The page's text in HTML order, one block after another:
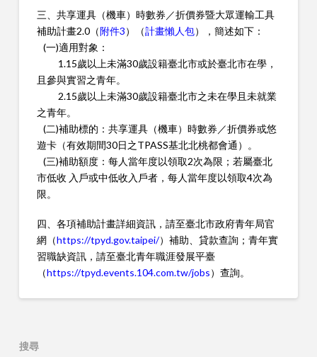
三、共享運具（機車）時數券／折價券暨大眾運輸工具
補助計畫2.0（附件3）（計畫懶人包），簡述如下：
(一)適用對象：
1.15歲以上未滿30歲設籍臺北市或於臺北市在學，
且參與實習之青年。
2.15歲以上未滿30歲設籍臺北市之未在學且未就業
之青年。
(二)補助標的：共享運具（機車）時數券／折價券或悠
遊卡（有效期間30日之TPASS基北北桃都會通）。
(三)補助額度：每人當年度以領取2次為限；若屬臺北
市低收 入戶或中低收入戶者，每人當年度以領取4次為
限。
四、各項補助計畫詳細資訊，請至臺北市政府青年局官
網（https://tpyd.gov.taipei/）補助、貸款查詢；青年實
習職缺資訊，請至臺北青年職涯發展平臺
（https://tpyd.events.104.com.tw/jobs）查詢。
搜尋